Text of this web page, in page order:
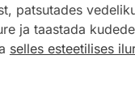
patsutades
ja taastada
selles esteetilises